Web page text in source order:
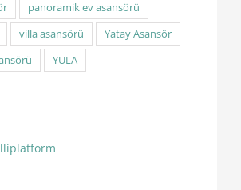
panoramik ev asansörü
villa asansörü
Yatay Asansör
YULA